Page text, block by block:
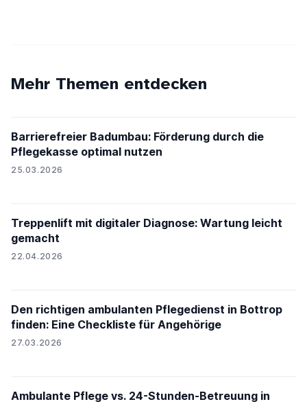
Mehr Themen entdecken
Barrierefreier Badumbau: Förderung durch die
Pflegekasse optimal nutzen
25.03.2026
Treppenlift mit digitaler Diagnose: Wartung leicht
gemacht
22.04.2026
Den richtigen ambulanten Pflegedienst in Bottrop
finden: Eine Checkliste für Angehörige
27.03.2026
Ambulante Pflege vs. 24-Stunden-Betreuung in